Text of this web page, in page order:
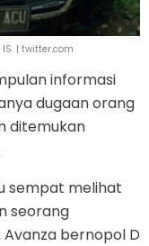
| twitter.com
informasi
dugaan orang
ditemukan
sempat melihat
seorang
bernopol D